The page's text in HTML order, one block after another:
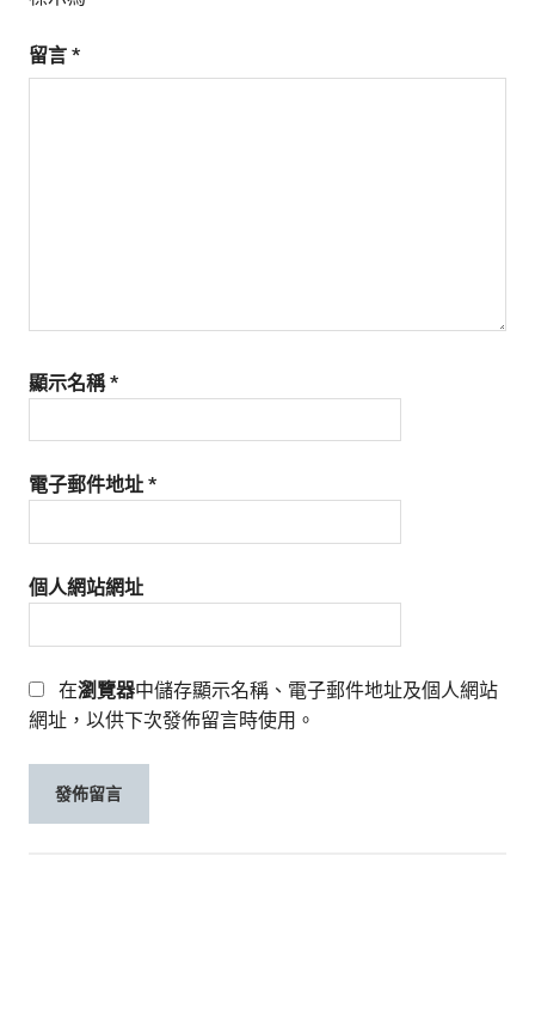
留言 *
顯示名稱*
電子郵件地址 *
個人網站網址
在瀏覽器中儲存顯示名稱、電子郵件地址及個人網站
網址，以供下次發佈留言時使用。